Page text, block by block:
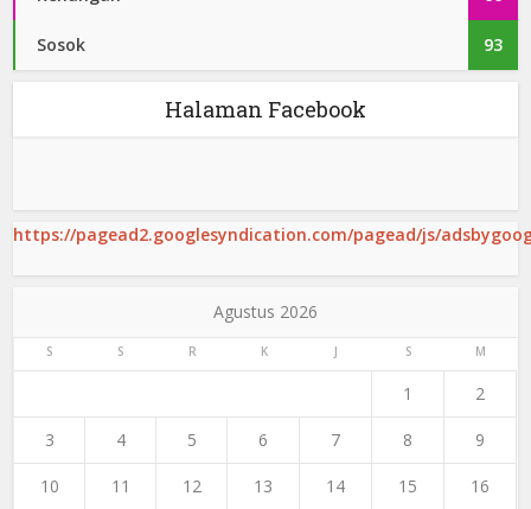
Sosok 93
Halaman Facebook
https://pagead2.googlesyndication.com/pagead/js/
Agustus 2026
S S R K J S M
1 2
3 4 5 6 7 8 9
10 11 12 13 14 15 16